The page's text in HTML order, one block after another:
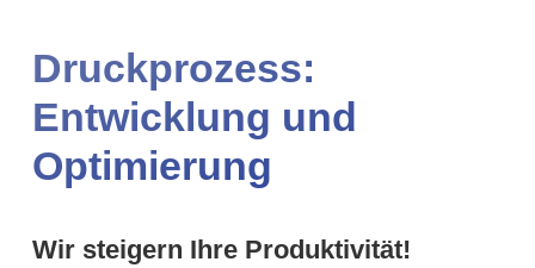
Druckprozess:
Entwicklung und
Optimierung
Wir steigern Ihre Produktivität!